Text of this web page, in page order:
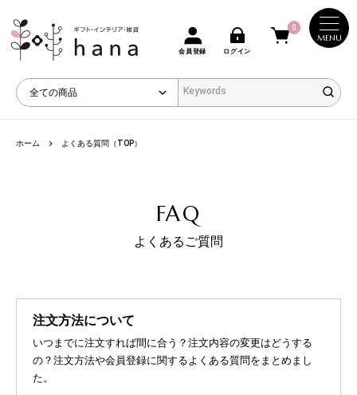
MENU
会員登録 ログイン
0
ホーム よくある質問（TOP）
FAQ
よくあるご質問
注文方法について
いつまでに注文すれば間に合う？注文内容の変更はどうする
の？注文方法や会員登録に関するよくある質問をまとめまし
た。